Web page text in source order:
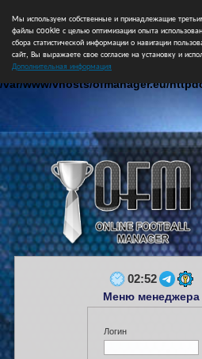
Мы используем собственные и принадлежащие
файлы cookie с целью оптимизации опыта
сбора статистической информации о навигации
сайт, Вы выражаете свое согласие на установку и
Дополнительная информация
Notice: Undefined index: login in
/var/www/vhosts/ofmanager.eu/
Главная Форум Турниры
02:52
Меню менеджера
Логин